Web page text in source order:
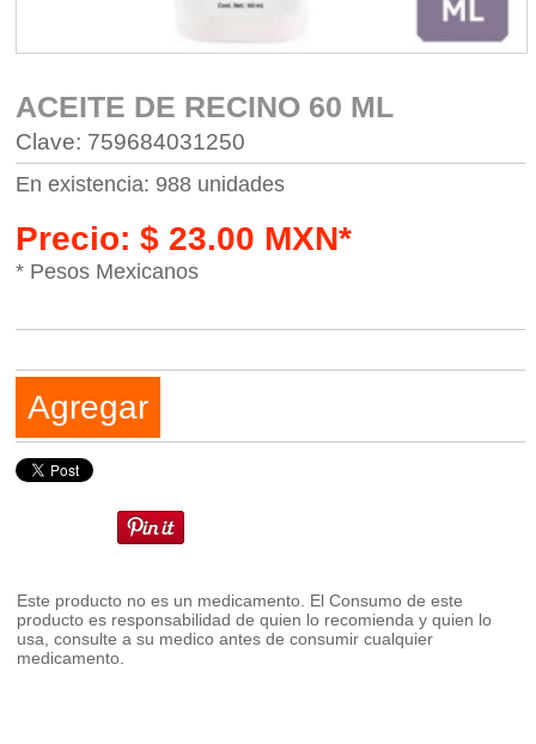
ACEITE DE RECINO 60 ML
Clave: 759684031250
En existencia: 988 unidades
Precio: $ 23.00 MXN*
* Pesos Mexicanos
Agregar
Este producto no es un medicamento. El Consumo de este
producto es responsabilidad de quien lo recomienda y quien lo
usa, consulte a su medico antes de consumir cualquier
medicamento.